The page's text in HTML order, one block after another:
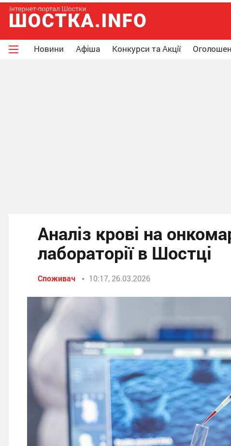
Новини Афіша Конкурси та Акції
Аналіз крові на
лабораторії в Шостці
Споживач 10:17, 26.03.2026